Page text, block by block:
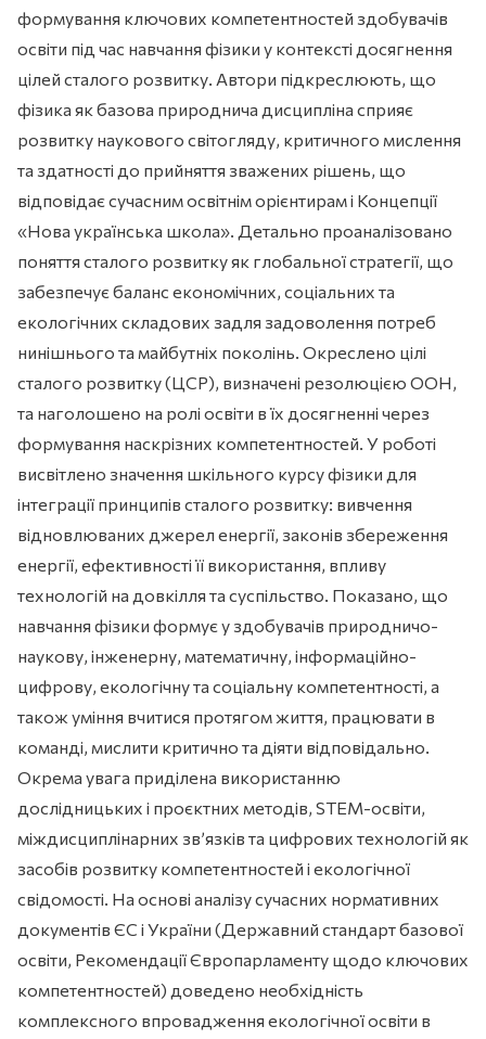
формування ключових компетентностей здобувачів
освіти під час навчання фізики у контексті досягнення
цілей сталого розвитку. Автори підкреслюють, що
фізика як базова природнича дисципліна сприяє
розвитку наукового світогляду, критичного мислення
та здатності до прийняття зважених рішень, що
відповідає сучасним освітнім орієнтирам і Концепції
«Нова українська школа». Детально проаналізовано
поняття сталого розвитку як глобальної стратегії, що
забезпечує баланс економічних, соціальних та
екологічних складових задля задоволення потреб
нинішнього та майбутніх поколінь. Окреслено цілі
сталого розвитку (ЦСР), визначені резолюцією ООН,
та наголошено на ролі освіти в їх досягненні через
формування наскрізних компетентностей. У роботі
висвітлено значення шкільного курсу фізики для
інтеграції принципів сталого розвитку: вивчення
відновлюваних джерел енергії, законів збереження
енергії, ефективності її використання, впливу
технологій на довкілля та суспільство. Показано, що
навчання фізики формує у здобувачів природничо-
наукову, інженерну, математичну, інформаційно-
цифрову, екологічну та соціальну компетентності, а
також уміння вчитися протягом життя, працювати в
команді, мислити критично та діяти відповідально.
Окрема увага приділена використанню
дослідницьких і проєктних методів, STEM-освіти,
міждисциплінарних зв’язків та цифрових технологій як
засобів розвитку компетентностей і екологічної
свідомості. На основі аналізу сучасних нормативних
документів ЄС і України (Державний стандарт базової
освіти, Рекомендації Європарламенту щодо ключових
компетентностей) доведено необхідність
комплексного впровадження екологічної освіти в